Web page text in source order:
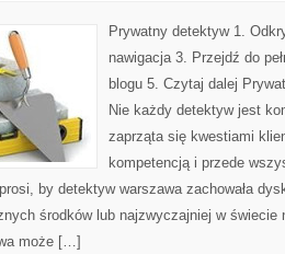
Prywatny detektyw 1.
nawigacja 3. Przejdź do
blogu 5. Czytaj dalej
Nie każdy detektyw jest
zaprząta się kwestiami
kompetencją i przede
by detektyw warszawa zachowała
środków lub najzwyczajniej w świecie
może […]